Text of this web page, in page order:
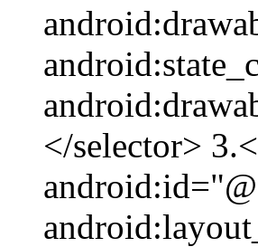
</selector>